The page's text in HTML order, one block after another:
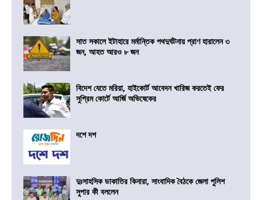
সাত সকালে ইটাহারে মর্মান্তিক পথদুর্ঘটনায় প্রাণ হারালেন ৩
জন, আহত আরও ৮ জন
বিদেশ যেতে মরিয়া, হাইকোর্ট আবেদন খারিজ করতেই ফের
সুপ্রিম কোর্টে আর্জি অভিষেকের
দশে দশ
দুঃসাহসিক ডাকাতির কিনারা, সাংবাদিক বৈঠকে জেলা পুলিশ
সুপার কী বললেন